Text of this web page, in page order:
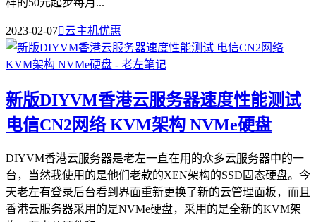
2023-02-07云主机优惠
新版DIYVM香港云服务器速度性能测试
电信CN2网络 KVM架构 NVMe硬盘
DIYVM香港云服务器是老左一直在用的众多云服务器中的一
台，当然我使用的是他们老款的XEN架构的SSD固态硬盘。今
天老左有登录后台看到界面重新更换了新的云管理面板，而且
香港云服务器采用的是NVMe硬盘，采用的是全新的KVM架